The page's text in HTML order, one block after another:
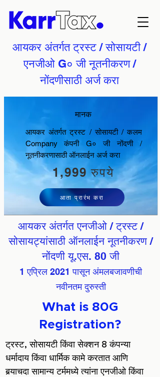
आयकर अंतर्गत ट्रस्ट / सोसायटी /
एनजीओ G० जी नूतनीकरण /
नोंदणीसाठी अर्ज करा
मानक
आयकर अंतर्गत ट्रस्ट / सोसायटी / कलम
Company कंपनी G० जी नोंदणी /
नूतनीकरणासाठी ऑनलाईन अर्ज करा
1,999 रुपये
आता प्रारंभ करा
आयकर अंतर्गत एनजीओ / ट्रस्ट /
सोसायट्यांसाठी ऑनलाईन नूतनीकरण /
नोंदणी यू.एस. 80 जी
1 एप्रिल 2021 पासून अंमलबजावणीची
नवीनतम दुरुस्ती
What is 80G
Registration?
ट्रस्ट, सोसायटी किंवा सेक्शन 8 कंपन्या
धर्मादाय किंवा धार्मिक कामे करतात आणि
बर्‍याचदा सामान्य टर्ममध्ये त्यांना एनजीओ किंवा